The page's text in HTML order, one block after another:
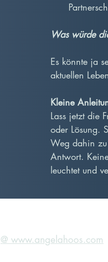
Was würde
Es könnte ja
aktuellen
Kleine
Lass jetzt die
oder Lösung.
Weg dahin zu
Antwort.
leuchtet und
@ www.angelahoos.com